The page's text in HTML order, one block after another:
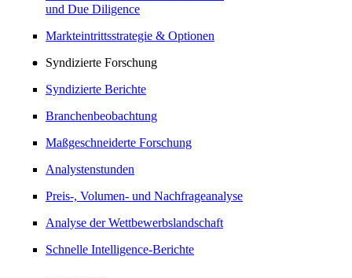
und Due Diligence
Markteintrittsstrategie & Optionen
Syndizierte Forschung
Syndizierte Berichte
Branchenbeobachtung
Maßgeschneiderte Forschung
Analystenstunden
Preis-, Volumen- und Nachfrageanalyse
Analyse der Wettbewerbslandschaft
Schnelle Intelligence-Berichte